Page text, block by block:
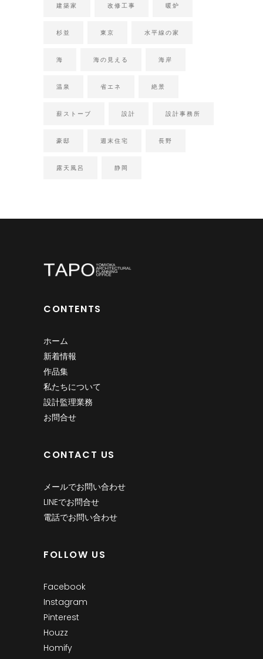
建築家 改修工事 暖炉
杉並 東京 水平線の家
海 海の見える 海岸
温泉 省エネ 絶景
薪ストーブ 設計 設計事務所
豪邸 週末住宅 長野
露天風呂 静岡
CONTENTS
ホーム
新着情報
作品集
私たちについて
設計監理業務
お問合せ
CONTACT US
メールでお問い合わせ
LINEでお問合せ
電話でお問い合わせ
FOLLOW US
Facebook
Instagram
Pinterest
Houzz
Homify